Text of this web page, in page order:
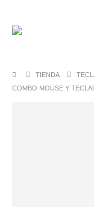
TIENDA
COMBO MOUSE Y